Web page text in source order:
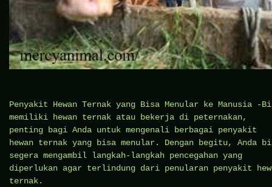
Penyakit Hewan Ternak yang Bisa Menular ke Manusia -
memiliki hewan ternak atau bekerja di peternakan,
penting bagi Anda untuk mengenali berbagai penyakit
hewan ternak yang bisa menular. Dengan begitu, Anda
segera mengambil langkah-langkah pencegahan yang
diperlukan agar terlindung dari penularan penyakit
ternak.